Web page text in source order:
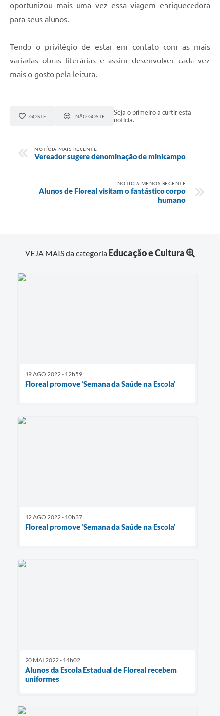
oportunizou mais uma vez essa viagem enriquecedora
para seus alunos.
Tendo o privilégio de estar em contato com as mais
variadas obras literárias e assim desenvolver cada vez
mais o gosto pela leitura.
GOSTEI NÃO GOSTEI
Seja o primeiro a curtir esta
notícia.
NOTÍCIA MAIS RECENTE
Vereador sugere denominação de minicampo
NOTÍCIA MENOS RECENTE
Alunos de Floreal visitam o fantástico corpo
humano
VEJA MAIS da categoria Educação e Cultura
19 AGO 2022 - 12h59
Floreal promove ‘Semana da Saúde na Escola’
12 AGO 2022 - 10h37
Floreal promove ‘Semana da Saúde na Escola’
20 MAI 2022 - 14h02
Alunos da Escola Estadual de Floreal recebem
uniformes